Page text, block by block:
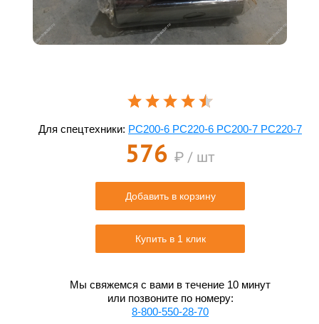
Для спецтехники: PC200-6 PC220-6 PC200-7 PC220-7
576 ₽ / шт
Добавить в корзину
Купить в 1 клик
Мы свяжемся с вами в течение 10 минут
или позвоните по номеру:
8-800-550-28-70